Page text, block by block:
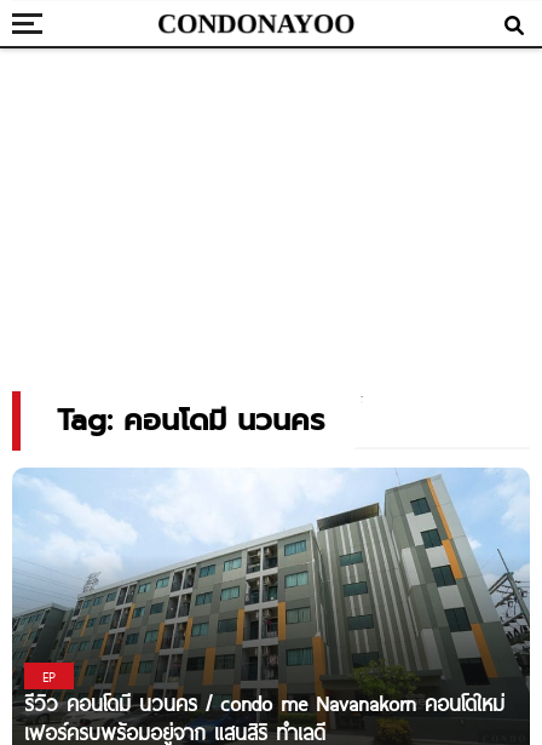
Tag: คอนโดมี นวนคร
EP
รีวิว คอนโดมี นวนคร / condo me Navanakorn คอนโดใหม่
เฟอร์ครบพร้อมอยู่จาก แสนสิริ ทำเลดี